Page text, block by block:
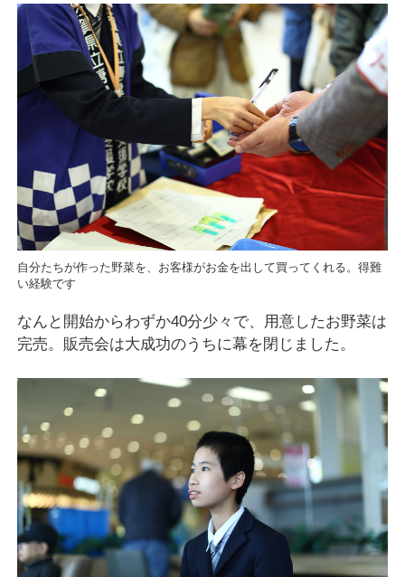
自分たちが作った野菜を、お客様がお金を出して買ってくれる。得難
い経験です
なんと開始からわずか40分少々で、用意したお野菜は
完売。販売会は大成功のうちに幕を閉じました。